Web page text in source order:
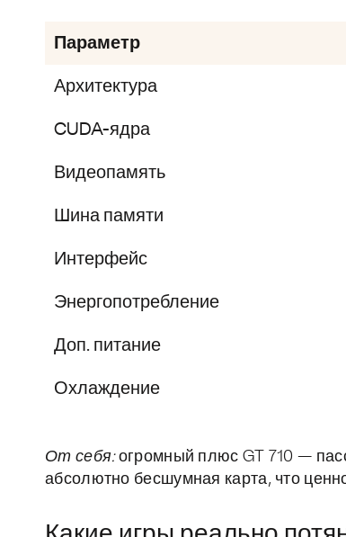
Параметр
Архитектура
CUDA-ядра
Видеопамять
Шина памяти
Интерфейс
Энергопотребление
Доп. питание
Охлаждение
От себя:огромный плюс GT 710 —
абсолютно бесшумная карта, что